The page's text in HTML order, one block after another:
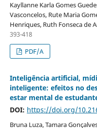
Kayllanne Karla Gomes
Vasconcelos, Rute Maria
Henriques, Ruth Fonseca de
393-418
PDF/A
Inteligência artificial,
inteligente: efeitos no
estar mental de
DOI: https://doi.org/
Bruna Luza, Tamara